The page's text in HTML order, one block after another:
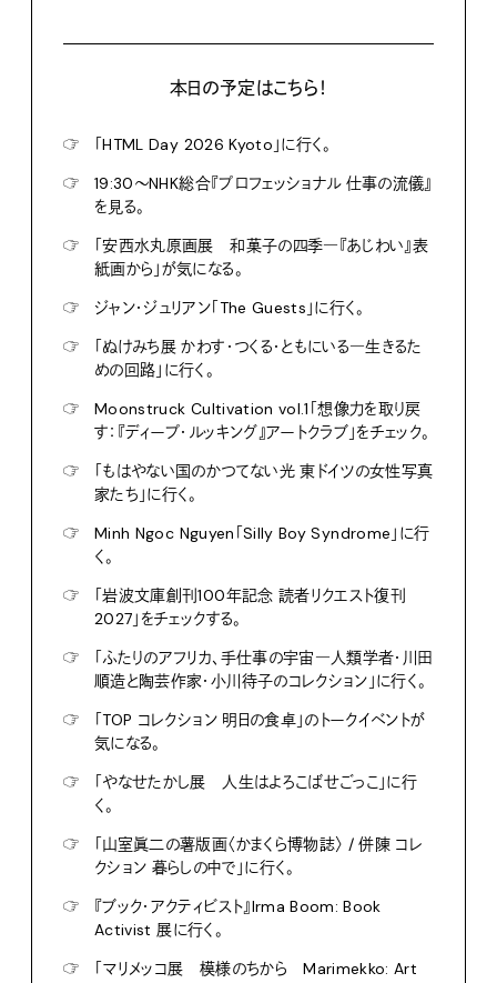
本日の予定はこちら！
☞
「HTML Day 2026 Kyoto」に行く。
☞
19:30〜NHK総合『プロフェッショナル 仕事の流儀』
を見る。
☞
「安西水丸原画展 和菓子の四季―『あじわい』表
紙画から」が気になる。
☞
ジャン・ジュリアン「The Guests」に行く。
☞
「ぬけみち展 かわす・つくる・ともにいる―生きるた
めの回路」に行く。
☞
Moonstruck Cultivation vol.1「想像力を取り戻
す：『ディープ・ルッキング』アートクラブ」をチェック。
☞
「もはやない国のかつてない光 東ドイツの女性写真
家たち」に行く。
☞
Minh Ngoc Nguyen「Silly Boy Syndrome」に行
く。
☞
「岩波文庫創刊100年記念 読者リクエスト復刊
2027」をチェックする。
☞
「ふたりのアフリカ、手仕事の宇宙―人類学者・川田
順造と陶芸作家・小川待子のコレクション」に行く。
☞
「TOP コレクション 明日の食卓」のトークイベントが
気になる。
☞
「やなせたかし展 人生はよろこばせごっこ」に行
く。
☞
「山室眞二の薯版画〈かまくら博物誌〉 / 併陳 コレ
クション 暮らしの中で」に行く。
☞
『ブック・アクティビスト』Irma Boom: Book
Activist 展に行く。
☞
「マリメッコ展 模様のちから Marimekko: Art